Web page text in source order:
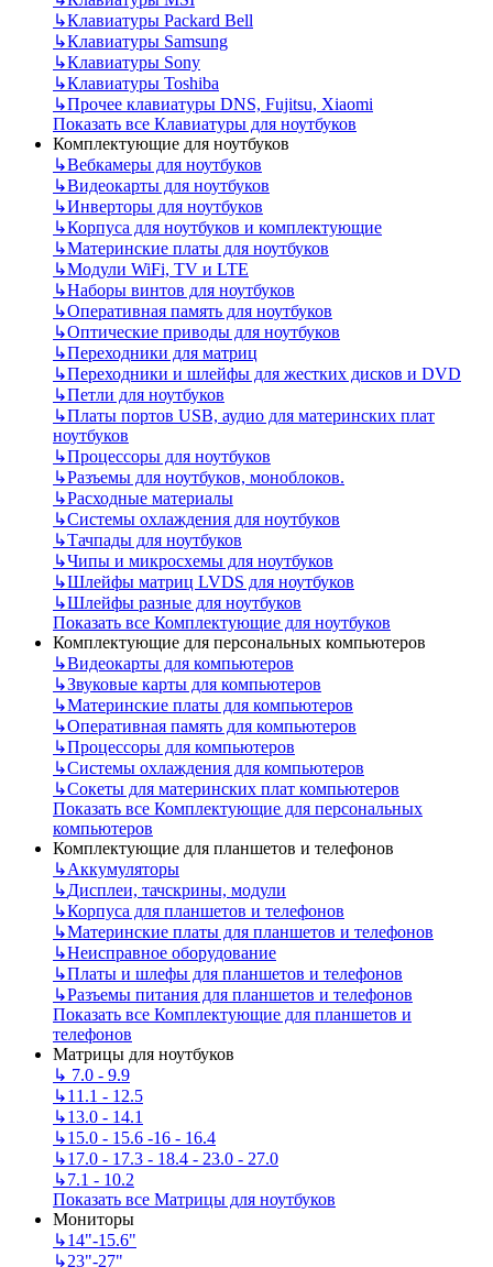
↳Клавиатуры Packard Bell
↳Клавиатуры Samsung
↳Клавиатуры Sony
↳Клавиатуры Toshiba
↳Прочее клавиатуры DNS, Fujitsu, Xiaomi
Показать все Клавиатуры для ноутбуков
Комплектующие для ноутбуков
↳Вебкамеры для ноутбуков
↳Видеокарты для ноутбуков
↳Инверторы для ноутбуков
↳Корпуса для ноутбуков и комплектующие
↳Материнские платы для ноутбуков
↳Модули WiFi, TV и LTE
↳Наборы винтов для ноутбуков
↳Оперативная память для ноутбуков
↳Оптические приводы для ноутбуков
↳Переходники для матриц
↳Переходники и шлейфы для жестких дисков и DVD
↳Петли для ноутбуков
↳Платы портов USB, аудио для материнских плат
ноутбуков
↳Процессоры для ноутбуков
↳Разъемы для ноутбуков, моноблоков.
↳Расходные материалы
↳Системы охлаждения для ноутбуков
↳Тачпады для ноутбуков
↳Чипы и микросхемы для ноутбуков
↳Шлейфы матриц LVDS для ноутбуков
↳Шлейфы разные для ноутбуков
Показать все Комплектующие для ноутбуков
Комплектующие для персональных компьютеров
↳Видеокарты для компьютеров
↳Звуковые карты для компьютеров
↳Материнские платы для компьютеров
↳Оперативная память для компьютеров
↳Процессоры для компьютеров
↳Системы охлаждения для компьютеров
↳Сокеты для материнских плат компьютеров
Показать все Комплектующие для персональных
компьютеров
Комплектующие для планшетов и телефонов
↳Аккумуляторы
↳Дисплеи, тачскрины, модули
↳Корпуса для планшетов и телефонов
↳Материнские платы для планшетов и телефонов
↳Неисправное оборудование
↳Платы и шлефы для планшетов и телефонов
↳Разъемы питания для планшетов и телефонов
Показать все Комплектующие для планшетов и
телефонов
Матрицы для ноутбуков
↳ 7.0 - 9.9
↳11.1 - 12.5
↳13.0 - 14.1
↳15.0 - 15.6 -16 - 16.4
↳17.0 - 17.3 - 18.4 - 23.0 - 27.0
↳7.1 - 10.2
Показать все Матрицы для ноутбуков
Мониторы
↳14"-15.6"
↳23"-27"